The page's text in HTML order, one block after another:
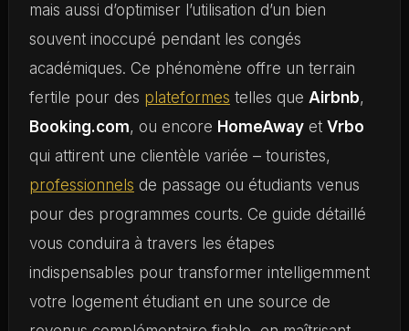
mais aussi d’optimiser l’utilisation d’un bien
souvent inoccupé pendant les congés
académiques. Ce phénomène offre un terrain
fertile pour des plateformes telles que Airbnb,
Booking.com, ou encore HomeAwayet Vrbo
qui attirent une clientèle variée – touristes,
professionnels de passage ou étudiants venus
pour des programmes courts. Ce guide détaillé
vous conduira à travers les étapes
indispensables pour transformer intelligemment
votre logement étudiant en une source de